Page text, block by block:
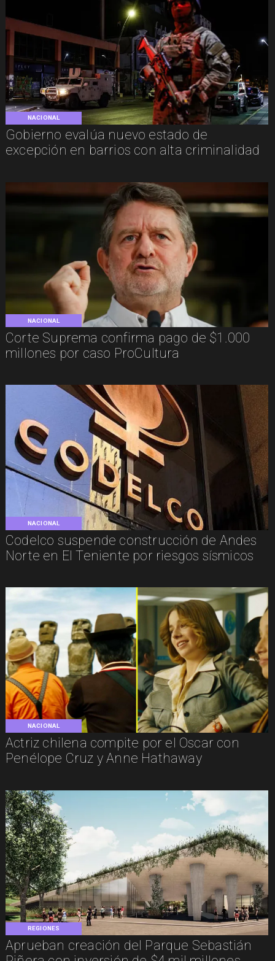
NACIONAL
Gobierno evalúa nuevo estado de
excepción en barrios con alta criminalidad
NACIONAL
Corte Suprema confirma pago de $1.000
millones por caso ProCultura
NACIONAL
Codelco suspende construcción de Andes
Norte en El Teniente por riesgos sísmicos
NACIONAL
Actriz chilena compite por el Oscar con
Penélope Cruz y Anne Hathaway
REGIONES
Aprueban creación del Parque Sebastián